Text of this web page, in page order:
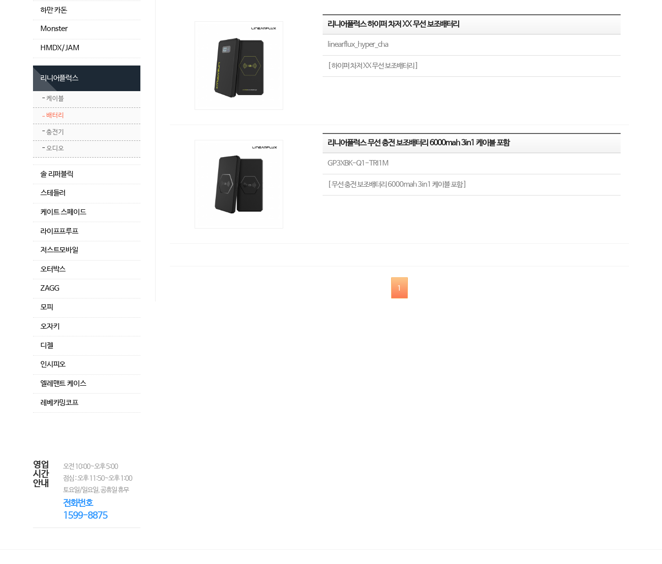
하만 카돈
Monster
HMDX/JAM
리니어플럭스
케이블
배터리
충전기
오디오
솔 리퍼블릭
스테들러
케이트 스페이드
라이프프루프
저스트모바일
오터박스
ZAGG
모피
오자키
디젤
인시피오
엘레맨트 케이스
레베카밍코프
영업
시간
안내
오전 10:00~오후 5:00
점심 : 오후 11:50~오후 1:00
토요일/일요일, 공휴일 휴무
전화번호
1599-8875
리니어플럭스 하이퍼 차저 XX 무선 보조배터리
linearflux_hyper_cha
[ 하이퍼 차저 XX 무선 보조배터리 ]
리니어플럭스 무선 충전 보조배터리 6000mah 3in1 케이블 포함
GP3XBK-Q1-TRI1M
[ 무선 충전 보조배터리 6000mah 3in1 케이블 포함 ]
1